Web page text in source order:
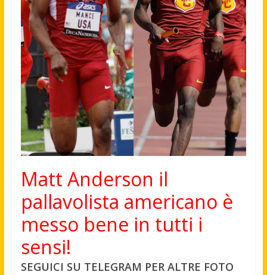
Matt Anderson il
pallavolista americano è
messo bene in tutti i
sensi!
SEGUICI SU TELEGRAM PER ALTRE FOTO